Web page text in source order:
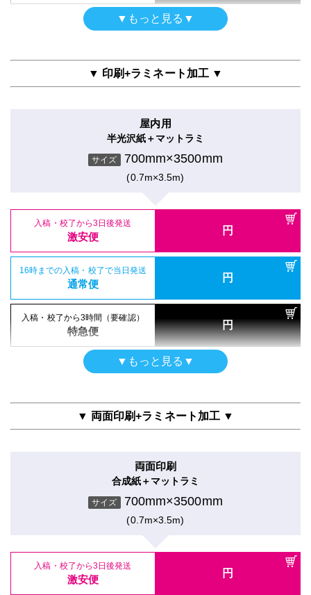
ポスター
サイズ 700mm×3500mm
(0.7m×3.5m)
入稿・校了から3日後発送
16時までの入稿・校了で当日発送
入稿・校了から3時間（要確認）
特急便 円
サイズ 700mm×3500mm
(0.7m×3.5m)
16時までの入稿・校了で当日発送
入稿・校了から3時間（要確認）
サイズ 700mm×3500mm
▼もっと見る▼
▼ 印刷+ラミネート加工 ▼
屋内用
半光沢紙＋マットラミ
サイズ 700mm×3500mm
(0.7m×3.5m)
入稿・校了から3日後発送
激安便 円
16時までの入稿・校了で当日発送
通常便 円
入稿・校了から3時間（要確認）
特急便 円
屋内用
サイズ 700mm×3500mm
(0.7m×3.5m)
16時までの入稿・校了で当日発送
入稿・校了から3時間（要確認）
特急便 円
▼もっと見る▼
▼ 両面印刷+ラミネート加工 ▼
両面印刷
合成紙＋マットラミ
サイズ 700mm×3500mm
(0.7m×3.5m)
入稿・校了から3日後発送
激安便 円